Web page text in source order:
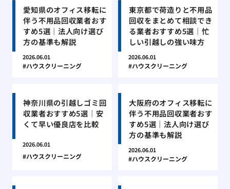
愛知県のオフィス移転に
伴う不用品回収業者おす
すめ5選｜法人向け選び
方の基準も解説
2026.06.01
ハウスクリーニング
東京都で荷造りと不用品
回収をまとめて相談でき
る業者おすすめ5選｜忙
しい引越しの強い味方
2026.06.01
ハウスクリーニング
神奈川県の引越しゴミ回
収業者おすすめ5選｜安
くて早い優良店を比較
2026.06.01
ハウスクリーニング
大阪府のオフィス移転に
伴う不用品回収業者おす
すめ5選｜法人向け選び
方の基準も解説
2026.06.01
ハウスクリーニング